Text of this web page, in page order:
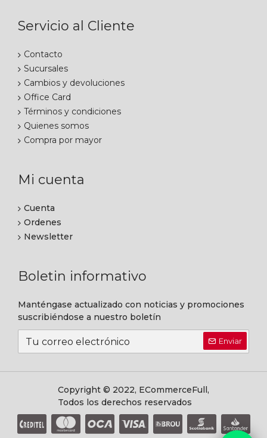
Servicio al Cliente
Contacto
Sucursales
Cambios y devoluciones
Office Card
Términos y condiciones
Quienes somos
Compra por mayor
Mi cuenta
Cuenta
Ordenes
Newsletter
Boletin informativo
Manténgase actualizado con noticias y promociones
suscribiéndose a nuestro boletín
Enviar
Copyright © 2022, ECommerceFull,
Todos los derechos reservados